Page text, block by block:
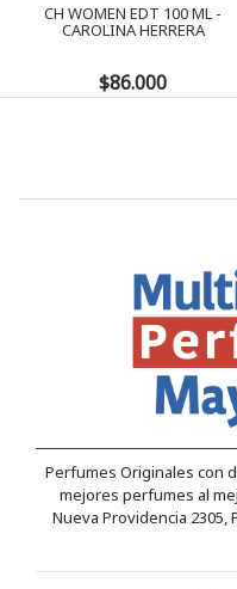
CH WOMEN EDT 100 ML -
CAROLINA HERRERA
$86.000
Perfumes Originales con
mejores perfumes al
Nueva Providencia 2305,